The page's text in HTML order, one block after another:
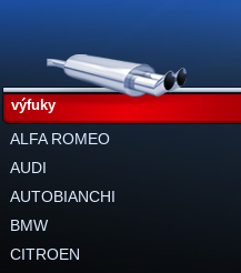
výfuky
ALFA ROMEO
AUDI
AUTOBIANCHI
BMW
CITROEN